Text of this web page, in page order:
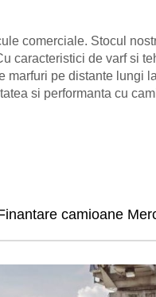
comerciale. Stocul
caracteristici de varf si
marfuri pe distante lungi
si performanta cu
camioane